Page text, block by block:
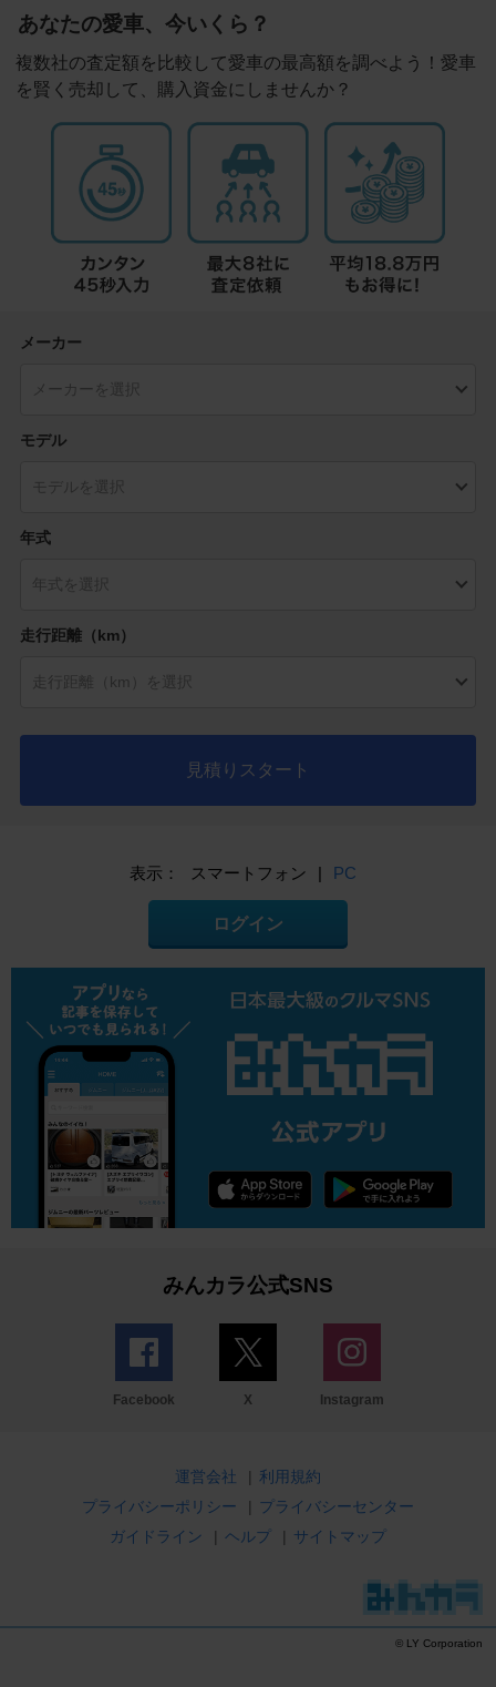
あなたの愛車、今いくら？
複数社の査定額を比較して愛車の最高額を調べよう！愛車
を賢く売却して、購入資金にしませんか？
メーカー
モデル
年式
走行距離（km）
見積りスタート
表示： スマートフォン | PC
ログイン
みんカラ公式SNS
Facebook X Instagram
運営会社 | 利用規約
プライバシーポリシー
| プライバシーセンター
ガイドライン
| ヘルプ | サイトマップ
© LY Corporation